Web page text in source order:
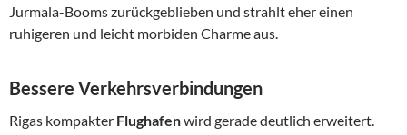
Jurmala-Booms zurückgeblieben und strahlt eher einen
ruhigeren und leicht morbiden Charme aus.
Bessere Verkehrsverbindungen
Rigas kompakter Flughafenwird gerade deutlich erweitert.